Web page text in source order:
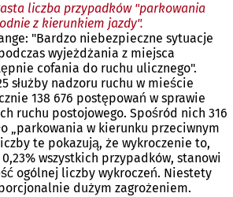
liczba przypadków "parkowania
z kierunkiem jazdy".
"Bardzo niebezpieczne sytuacje
wyjeżdżania z miejsca
cofania do ruchu ulicznego".
służby nadzoru ruchu w mieście
138 676 postępowań w sprawie
ruchu postojowego. Spośród nich 316
„parkowania w kierunku przeciwnym
te pokazują, że wykroczenie to,
wszystkich przypadków, stanowi
ogólnej liczby wykroczeń. Niestety
dużym zagrożeniem.